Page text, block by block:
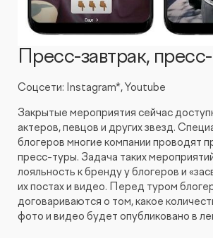
Пресс-завтрак,
Соцсети: Instagram*, Youtube
Закрытые мероприятия сейчас
актеров, певцов и других звезд.
блогеров многие компании проводят
пресс-туры. Задача таких
лояльность к бренду у блогеров и
их постах и видео. Перед туром
договариваются о том, какое
фото и видео будет опубликовано в